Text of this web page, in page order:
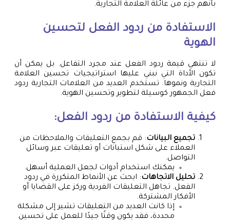
بأنهم جزء من عائلة العلامة التجارية.
الاستفادة من ردود الفعل لتحسين
الهوية
لا تنتهي قيمة ردود الفعل عند مجرد التفاعل. بل يمكن أن
تكون الأداة التي نبني عليها استراتيجيات تحسين العلامة
التجارية ونموها. تستخدم العديد من العلامات التجارية ردود
فعل الجمهور كوسيلة لتطوير وتحسين الهوية.
كيفية الاستفادة من ردود الفعل:
تجميع البيانات: قم بجمع التعليقات والملاحظات من
العملاء على شكل استبانات أو تعليقات عبر وسائل
التواصل.
يمكنك استخدام أدوات لجعل العملية أسهل.
تحليل الاتجاهات: ابحث عن الأنماط المتكررة في ردود
الفعل. تجاهل التعليقات الفردية وركز على القضايا أو
الأفكار المشتركة.
إذا كانت العديد من التعليقات تشير إلى مشكلة
محددة، فقد يكون وقتًا جيدًا للعمل على تحسين